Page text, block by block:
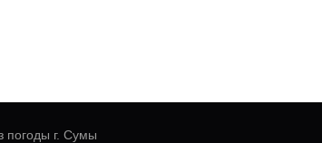
погоды г. Сумы